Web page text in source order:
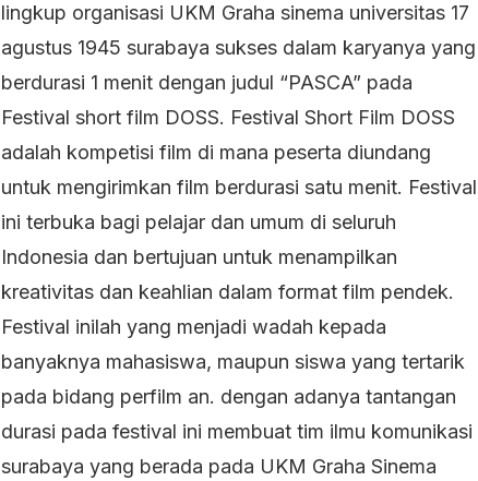
lingkup organisasi UKM Graha sinema universitas 17
agustus 1945 surabaya sukses dalam karyanya yang
berdurasi 1 menit dengan judul “PASCA” pada
Festival short film DOSS. Festival Short Film DOSS
adalah kompetisi film di mana peserta diundang
untuk mengirimkan film berdurasi satu menit. Festival
ini terbuka bagi pelajar dan umum di seluruh
Indonesia dan bertujuan untuk menampilkan
kreativitas dan keahlian dalam format film pendek.
Festival inilah yang menjadi wadah kepada
banyaknya mahasiswa, maupun siswa yang tertarik
pada bidang perfilm an. dengan adanya tantangan
durasi pada festival ini membuat tim ilmu komunikasi
surabaya yang berada pada UKM Graha Sinema